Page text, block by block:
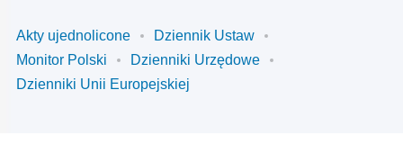
Akty ujednolicone
Dziennik Ustaw
Monitor Polski
Dzienniki Urzędowe
Dzienniki Unii Europejskiej